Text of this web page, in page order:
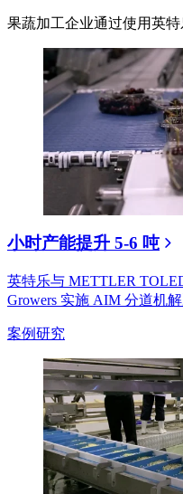
果蔬加工企业通过使用英
小时产能提升 5-6 吨
英特乐与 METTLER
Growers 实施 AIM 分道机
案例研究